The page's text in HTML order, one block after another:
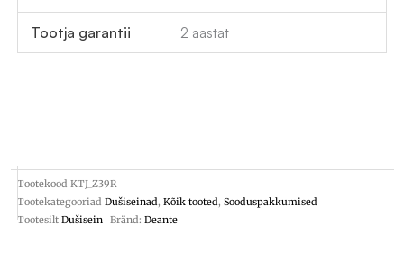
Tootja garantii 2 aastat
Tootekood KTJ_Z39R
Tootekategooriad Dušiseinad, Kõik tooted, Sooduspakkumised
Tootesilt Dušisein Bränd: Deante